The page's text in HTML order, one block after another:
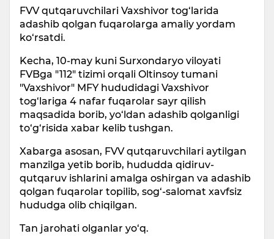
FVV qutqaruvchilari Vaxshivor tog‘larida
adashib qolgan fuqarolarga amaliy yordam
ko‘rsatdi.
Kecha, 10-may kuni Surxondaryo viloyati
FVBga "112" tizimi orqali Oltinsoy tumani
"Vaxshivor" MFY hududidagi Vaxshivor
tog‘lariga 4 nafar fuqarolar sayr qilish
maqsadida borib, yo‘ldan adashib qolganligi
to‘g‘risida xabar kelib tushgan.
Xabarga asosan, FVV qutqaruvchilari aytilgan
manzilga yetib borib, hududda qidiruv-
qutqaruv ishlarini amalga oshirgan va adashib
qolgan fuqarolar topilib, sog‘-salomat xavfsiz
hududga olib chiqilgan.
Tan jarohati olganlar yo‘q.